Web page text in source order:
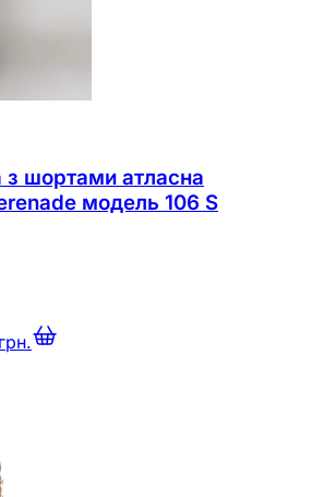
шортами атласна
модель 106 S